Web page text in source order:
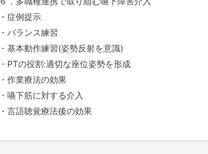
・症例提示
・バランス練習
・基本動作練習(姿勢反射を意識)
・PTの役割:適切な座位姿勢を形成
・作業療法の効果
・嚥下筋に対する介入
・言語聴覚療法後の効果